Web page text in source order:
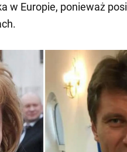
w Europie, ponieważ